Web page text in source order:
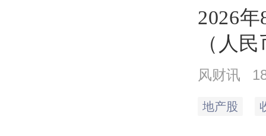
万手
2026
（人
平。当
元，
风财讯
地产股